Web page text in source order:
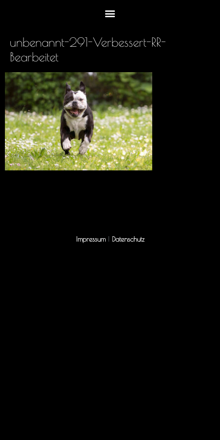
unbenannt-291-Verbessert-RR-
Bearbeitet
Impressum Datenschutz